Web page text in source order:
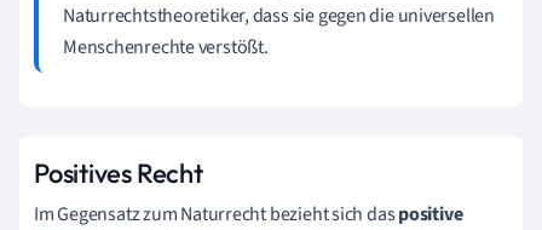
Naturrechtstheoretiker, dass sie gegen die universellen
Menschenrechte verstößt.
Positives Recht
Im Gegensatz zum Naturrecht bezieht sich daspositive